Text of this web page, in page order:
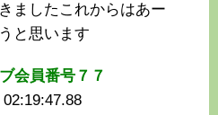
ましたこれからはあー
と思います
会員番号７７